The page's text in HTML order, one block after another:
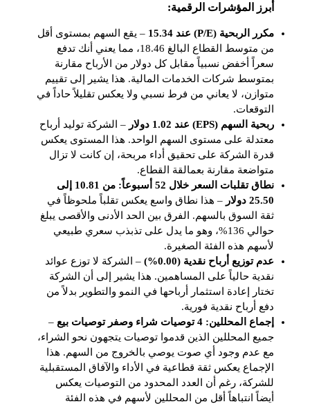
أبرز المؤشرات الرقمية:
مكرر الربحية (P/E) عند 15.34
– يقع السهم بمستوى أقل
من متوسط القطاع البالغ 18.46، مما يعني أنك تدفع
سعراً أخفض نسبياً مقابل كل دولار من الأرباح مقارنة
بمتوسط شركات الخدمات المالية. هذا يشير إلى تقييم
متوازن، لا يعاني من فرط نسبي ولا يعكس تقليلاً حاداً في
التوقعات.
ربحية السهم (EPS) عند 1.02 دولار
– الشركة توليد أرباح
معتدلة على مستوى السهم الواحد. هذا المستوى يعكس
قدرة الشركة على تحقيق أداء مربحة، إن كانت لا تزال
متواضعة مقارنة بعمالقة القطاع.
نطاق تقلبات السعر خلال 52 أسبوعاً: من 10.81 إلى
25.50 دولار
– هذا نطاق واسع يعكس تقلباً ملحوظاً في
ثقة السوق بالسهم. الفرق بين الحد الأدنى والأقصى يبلغ
حوالي 136%، وهو ما يدل على تذبذب سعري طبيعي
لأسهم هذه الفئة الصغيرة.
عدم توزيع أرباح نقدية (0.00%)
– الشركة لا توزع عوائد
نقدية حالياً على المساهمين. هذا يشير إلى أن الشركة
تختار إعادة استثمار أرباحها في النمو والتطوير بدلاً من
دفع أرباح نقدية فورية.
إجماع المحللين: 4 توصيات شراء وصفر توصيات بيع
–
جميع المحللين الذين قدموا توصيات يتجهون نحو الشراء،
مع عدم وجود أي صوت يوصي بالخروج من السهم. هذا
الإجماع يعكس ثقة قطاعية في الأداء والآفاق المستقبلية
للشركة، رغم أن العدد المحدود من التوصيات يعكس
أيضاً انتباهاً أقل من المحللين لأسهم في هذه الفئة